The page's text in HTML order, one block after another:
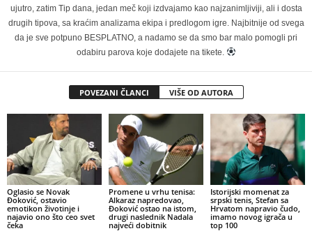
ujutro, zatim Tip dana, jedan meč koji izdvajamo kao najzanimljiviji, ali i dosta
drugih tipova, sa kraćim analizama ekipa i predlogom igre. Najbitnije od svega
da je sve potpuno BESPLATNO, a nadamo se da smo bar malo pomogli pri
odabiru parova koje dodajete na tikete.
POVEZANI ČLANCI VIŠE OD AUTORA
Oglasio se Novak
Đoković, ostavio
emotikon životinje i
najavio ono što ceo svet
čeka
Promene u vrhu tenisa:
Alkaraz napredovao,
Đoković ostao na istom,
drugi naslednik Nadala
najveći dobitnik
Istorijski momenat za
srpski tenis, Stefan sa
Hrvatom napravio čudo,
imamo novog igrača u
top 100